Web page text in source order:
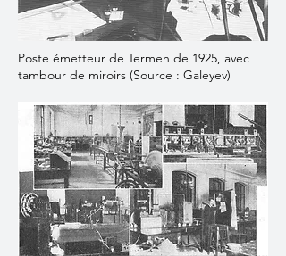
Poste émetteur de Termen de 1925, avec
tambour de miroirs (Source : Galeyev)